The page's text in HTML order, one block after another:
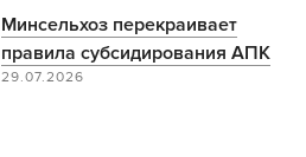
Минсельхоз перекраивает
правила субсидирования АПК
29.07.2026